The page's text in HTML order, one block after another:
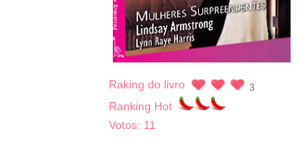
Raking do livro 3
Ranking Hot
Votos: 11